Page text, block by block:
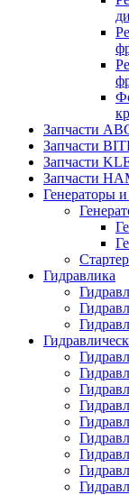
Запчасти
Запчасти
Запчасти
Запчасти
Генераторы
Гидравлика